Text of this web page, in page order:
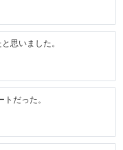
思いました。
だった。